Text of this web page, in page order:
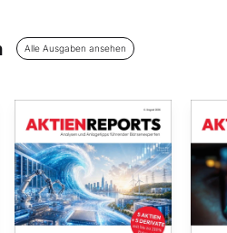
Alle Ausgaben ansehen